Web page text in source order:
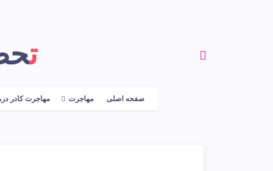
صفحه اصلی مهاجرت مهاجرت کادر